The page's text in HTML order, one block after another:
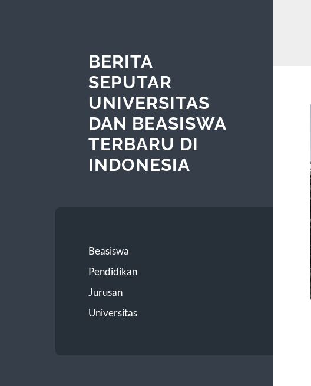
BERITA
SEPUTAR
UNIVERSITAS
DAN BEASISWA
TERBARU DI
INDONESIA
Beasiswa
Pendidikan
Jurusan
Universitas